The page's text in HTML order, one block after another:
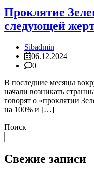
Проклятие
следующей
Sibadmin
06.12.2024
0
В последние месяцы
начали возникать
говорят о «проклятии
на 100% и […]
Поиск
Свежие записи